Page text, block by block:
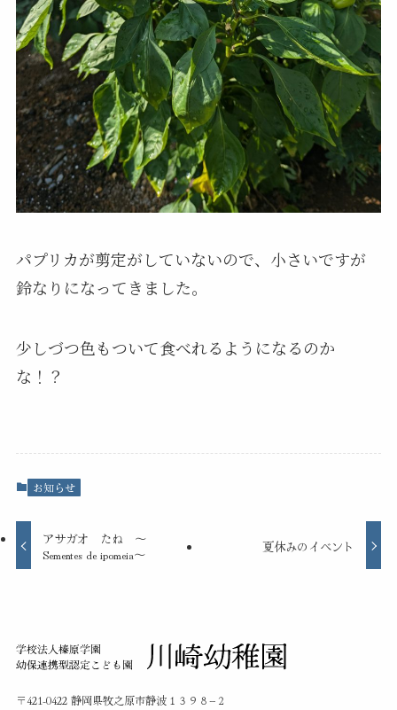
パプリカが剪定がしていないので、小さいですが
鈴なりになってきました。
少しづつ色もついて食べれるようになるのか
な！？
お知らせ
アサガオ たね ～
Sementes de ipomeia～
夏休みのイベント
〒421-0422 静岡県牧之原市静波１３９８−２